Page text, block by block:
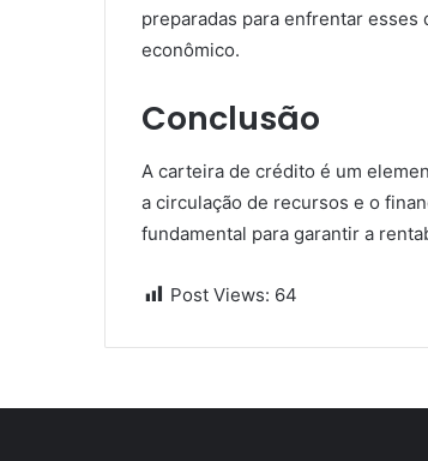
preparadas para enfrentar esses
econômico.
Conclusão
A carteira de crédito é um
a circulação de recursos e o
fundamental para garantir a
Post Views: 64